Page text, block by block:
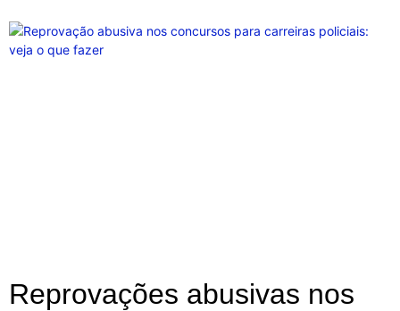
Reprovações abusivas nos